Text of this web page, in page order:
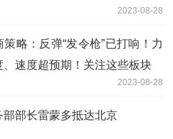
2023-08-28
策略：反弹“发令枪”已打响！力
、速度超预期！关注这些板块
2023-08-28
部部长雷蒙多抵达北京